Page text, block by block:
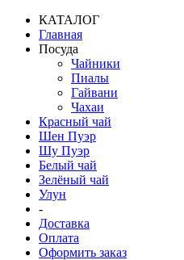
КАТАЛОГ
Главная
Посуда
Чайники
Пиалы
Гайвани
Чахаи
Красный чай
Шен Пуэр
Шу Пуэр
Белый чай
Зелёный чай
Улун
-
Доставка
Оплата
Оформить заказ